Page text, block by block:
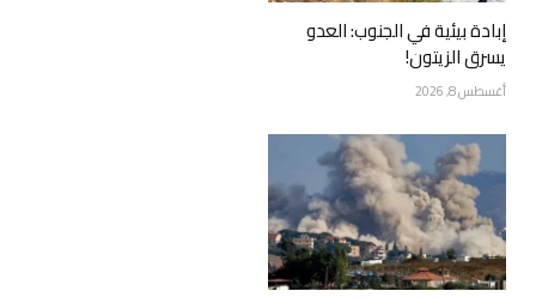
إبادة بيئية في الجنوب: العدو
يسرق الزيتون!
أغسطس 8, 2026